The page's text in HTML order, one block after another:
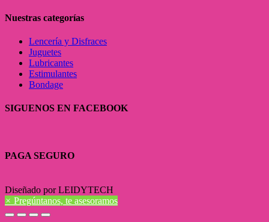
Nuestras categorías
Lencería y Disfraces
Juguetes
Lubricantes
Estimulantes
Bondage
SIGUENOS EN FACEBOOK
PAGA SEGURO
Diseñado por LEIDYTECH
× Pregúntanos, te asesoramos